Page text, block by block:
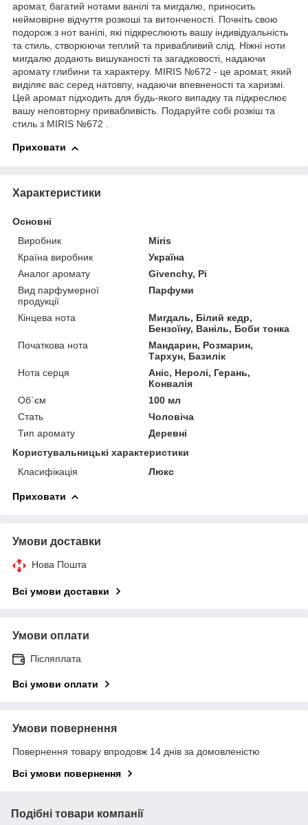
аромат, багатий нотами ванілі та мигдалю, приносить
неймовірне відчуття розкоші та витонченості. Почніть свою
подорож з нот ванілі, які підкреслюють вашу індивідуальність
та стиль, створюючи теплий та привабливий слід. Ніжні ноти
мигдалю додають вишуканості та загадковості, надаючи
аромату глибини та характеру. MIRIS №672 - це аромат, який
виділяє вас серед натовпу, надаючи впевненості та харизмі.
Цей аромат підходить для будь-якого випадку та підкреслює
вашу неповторну привабливість. Подаруйте собі розкіш та
стиль з MIRIS №672 .
Приховати
Характеристики
Основні
Виробник
Miris
Країна виробник
Україна
Аналог аромату
Givenchy, Pi
Вид парфумерної
продукції
Парфуми
Кінцева нота
Мигдаль, Білий кедр,
Бензоїну, Ваніль, Боби тонка
Початкова нота
Мандарин, Розмарин,
Тархун, Базилік
Нота серця
Аніс, Неролі, Герань,
Конвалія
Об`єм
100 мл
Стать
Чоловіча
Тип аромату
Деревні
Користувальницькі характеристики
Класифікація
Люкс
Приховати
Умови доставки
Нова Пошта
Всі умови доставки
Умови оплати
Післяплата
Всі умови оплати
Умови повернення
Повернення товару впродовж 14 днів за домовленістю
Всі умови повернення
Подібні товари компанії